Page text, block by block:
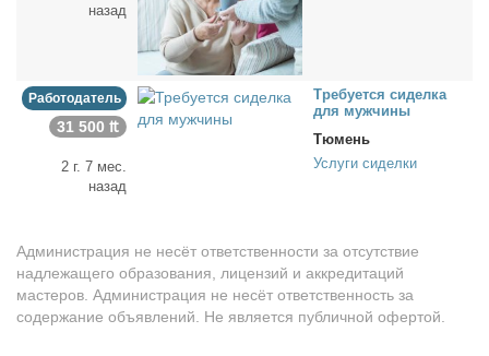
назад
Работодатель
31 500 ₶
2 г. 7 мес.
назад
Тре­бу­ет­ся си­дел­ка
для муж­чи­ны
Тюмень
Услуги сиделки
Администрация не несёт ответственности за отсутствие
надлежащего образования, лицензий и аккредитаций
мастеров. Администрация не несёт ответственность за
содержание объявлений. Не является публичной офертой.